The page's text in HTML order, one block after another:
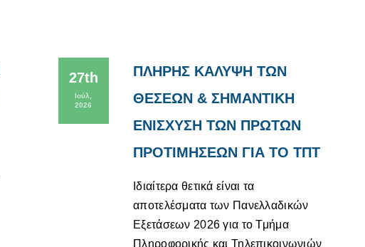
27th
Ιούλ,
2026
ΠΛΗΡΗΣ ΚΑΛΥΨΗ ΤΩΝ
ΘΕΣΕΩΝ & ΣΗΜΑΝΤΙΚΗ
ΕΝΙΣΧΥΣΗ ΤΩΝ ΠΡΩΤΩΝ
ΠΡΟΤΙΜΗΣΕΩΝ ΓΙΑ ΤΟ ΤΠΤ
Ιδιαίτερα θετικά είναι τα
αποτελέσματα των Πανελλαδικών
Εξετάσεων 2026 για το Τμήμα
Πληροφορικής και Τηλεπικοινωνιών